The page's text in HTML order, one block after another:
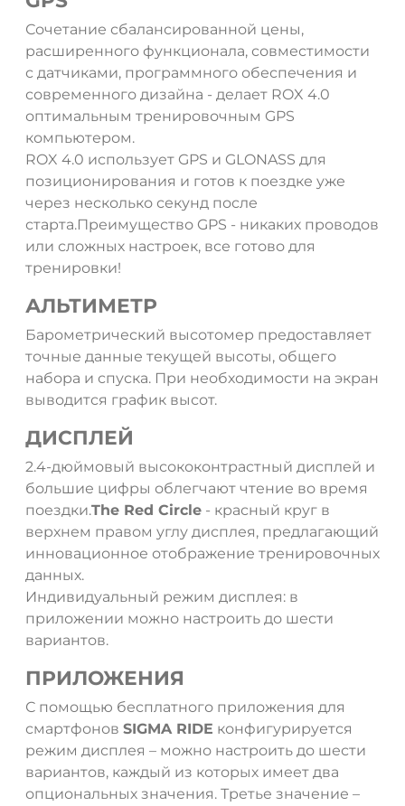
Сочетание сбалансированной цены,
расширенного функционала, совместимости
с датчиками, программного обеспечения и
современного дизайна - делает ROX 4.0
оптимальным тренировочным GPS
компьютером.
ROX 4.0 использует GPS и GLONASS для
позиционирования и готов к поездке уже
через несколько секунд после
старта.Преимущество GPS - никаких проводов
или сложных настроек, все готово для
тренировки!
АЛЬТИМЕТР
Барометрический высотомер предоставляет
точные данные текущей высоты, общего
набора и спуска. При необходимости на экран
выводится график высот.
ДИСПЛЕЙ
2.4-дюймовый высококонтрастный дисплей и
большие цифры облегчают чтение во время
поездки.The Red Circle - красный круг в
верхнем правом углу дисплея, предлагающий
инновационное отображение тренировочных
данных.
Индивидуальный режим дисплея: в
приложении можно настроить до шести
вариантов.
ПРИЛОЖЕНИЯ
С помощью бесплатного приложения для
смартфонов SIGMA RIDE конфигурируется
режим дисплея – можно настроить до шести
вариантов, каждый из которых имеет два
опциональных значения. Третье значение –
ДА НЕТ